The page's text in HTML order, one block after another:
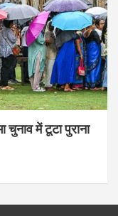
चुनाव में टूटा पुराना